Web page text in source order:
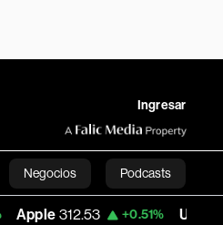
Ingresar
Negocios Podcasts
312.53 +0.51% USD COP